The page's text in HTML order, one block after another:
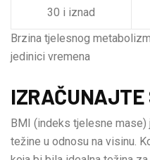
30 i iznad
Brzina tjelesnog
jedinici vremena
IZRAČUNAJTE
BMI (indeks tjelesne
težine u odnosu na visinu.